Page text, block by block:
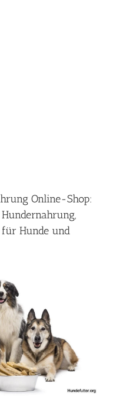
Online-Shop:
Hunde und